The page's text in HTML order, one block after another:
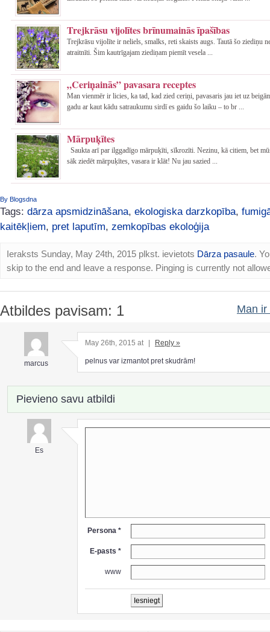
Trejkrāsu vijolītes brīnumainās īpašības
Trejkrāsu vijolīte ir neliels, smalks, reti skaists augs. Tautā šo ziediņu
atraitnīti. Šim kautrīgajam ziediņam piemīt vesela ...
„Ceriņainās” pavasara receptes
Man vienmēr ir licies, ka tad, kad zied ceriņi, pavasaris jau iet uz
gadu ar kaut kādu satraukumu sirdī es gaidu šo laiku – to br ...
Mārpuķītes
Saukta arī par ilggadīgo mārpuķīti, sīkrozīti. Nezinu, kā citiem, bet
sāk ziedēt mārpuķītes, vasara ir klāt! Nu jau sazied ...
By Blogsdna
Tags: dārza apsmidzināšana, ekologiska darzkopība,
kaitēkļiem, pret laputīm, zemkopības ekoloģija
Ieraksts Sunday, May 24th, 2015 plkst. ievietots Dārza pasaule.
skip to the end and leave a response. Pinging is currently not
Atbildes pavisam: 1 Man ir
marcus
May 26th, 2015 at | Reply »
pelnus var izmantot pret skudrām!
Pievieno savu atbildi
Es
Persona *
E-pasts *
www